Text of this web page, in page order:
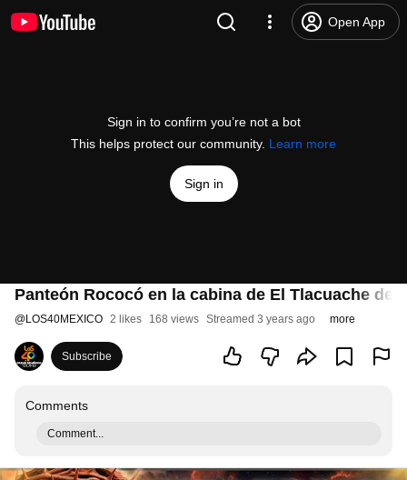
Open App
Sign in to confirm you’re not a bot
This helps protect our community. Learn more
Sign in
Panteón Rococó en la cabina de El Tlacuache de
@LOS40MEXICO 2 likes 168 views Streamed 3 years ago more
Subscribe
Comments
Comment...